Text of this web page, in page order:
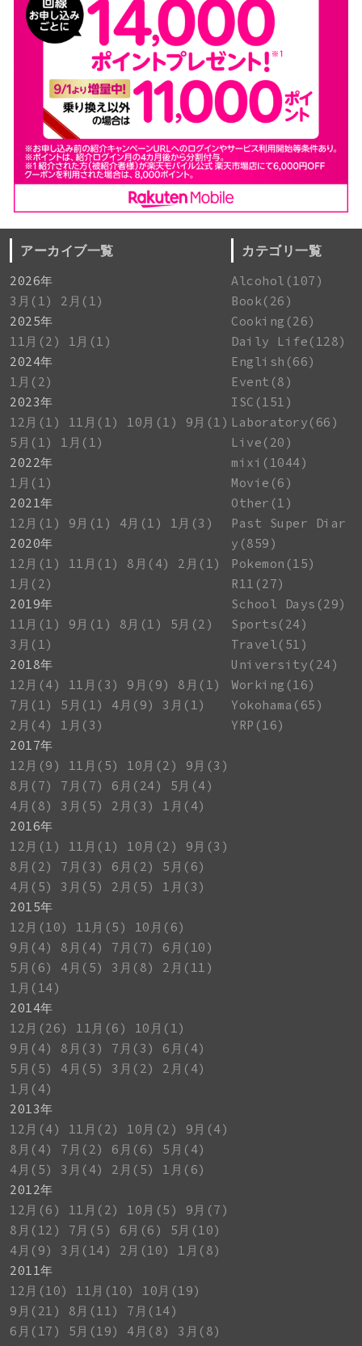
アーカイブ一覧
2026年
3月(1)
2月(1)
2025年
11月(2)
1月(1)
2024年
1月(2)
2023年
12月(1)
11月(1) 10月(1)
9月(1)
5月(1)
1月(1)
2022年
1月(1)
2021年
12月(1)
9月(1) 4月(1)
1月(3)
2020年
12月(1)
11月(1) 8月(4)
2月(1)
1月(2)
2019年
11月(1)
9月(1) 8月(1)
5月(2)
3月(1)
2018年
12月(4)
11月(3) 9月(9)
8月(1)
7月(1)
5月(1) 4月(9)
3月(1)
2月(4)
1月(3)
2017年
12月(9)
11月(5) 10月(2)
9月(3)
8月(7)
7月(7) 6月(24)
5月(4)
4月(8)
3月(5) 2月(3)
1月(4)
2016年
12月(1)
11月(1) 10月(2)
9月(3)
8月(2)
7月(3) 6月(2)
5月(6)
4月(5)
3月(5) 2月(5)
1月(3)
2015年
12月(10)
11月(5)
10月(6)
9月(4)
8月(4) 7月(7)
6月(10)
5月(6)
4月(5) 3月(8)
2月(11)
1月(14)
2014年
12月(26)
11月(6)
10月(1)
9月(4)
8月(3) 7月(3)
6月(4)
5月(5)
4月(5) 3月(2)
2月(4)
1月(4)
2013年
12月(4)
11月(2) 10月(2)
9月(4)
8月(4)
7月(2) 6月(6)
5月(4)
4月(5)
3月(4) 2月(5)
1月(6)
2012年
12月(6)
11月(2) 10月(5)
9月(7)
8月(12)
7月(5) 6月(6)
5月(10)
4月(9)
3月(14) 2月(10)
1月(8)
2011年
12月(10)
11月(10)
10月(19)
9月(21)
8月(11)
7月(14)
6月(17)
5月(19) 4月(8)
3月(8)
カテゴリ一覧
Alcohol(107)
Book(26)
Cooking(26)
Daily Life(128)
English(66)
Event(8)
ISC(151)
Laboratory(66)
Live(20)
mixi(1044)
Movie(6)
Other(1)
Past Super Diar
y(859)
Pokemon(15)
R11(27)
School Days(29)
Sports(24)
Travel(51)
University(24)
Working(16)
Yokohama(65)
YRP(16)